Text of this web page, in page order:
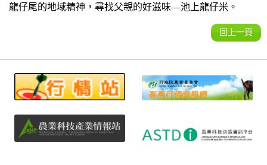
龍仔尾的地域精神，尋找父親的好滋味—池上龍仔米。
回上一頁